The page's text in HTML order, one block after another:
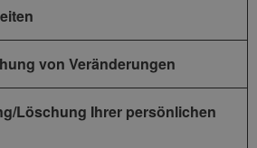
von Veränderungen
Löschung Ihrer persönlichen